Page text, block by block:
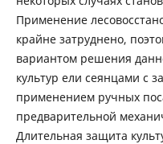
Применение
крайне затруднено,
вариантом решения
культур ели сеянцами с
применением ручных
предварительной
Длительная защита